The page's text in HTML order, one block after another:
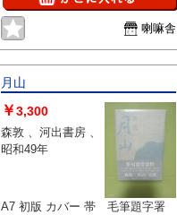
喇嘛舎
月山
￥3,300
森敦 、河出書房 、
昭和49年
A7 初版 カバー 帯 毛筆題字署